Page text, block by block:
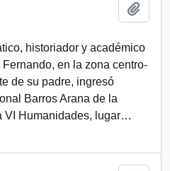
historiador y académico
en la zona centro-
de su padre, ingresó
Barros Arana de la
VI Humanidades, lugar…